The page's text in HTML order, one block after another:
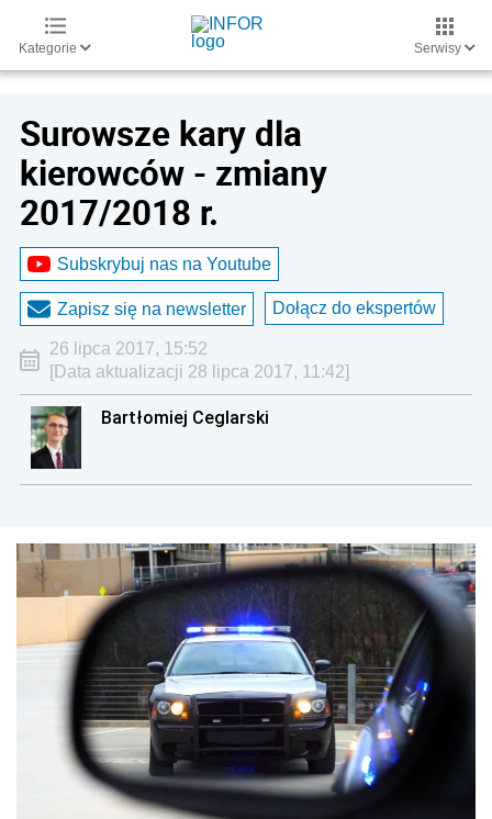
Kategorie Serwisy
Surowsze kary dla
kierowców - zmiany
2017/2018 r.
Subskrybuj nas na Youtube
Zapisz się na newsletter Dołącz do ekspertów
26 lipca 2017, 15:52
[Data aktualizacji 28 lipca 2017, 11:42]
Bartłomiej Ceglarski